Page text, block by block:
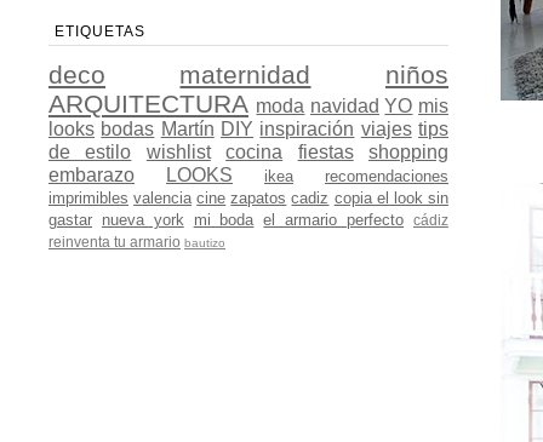
ETIQUETAS
deco maternidad
niños
ARQUITECTURA moda navidad YO mis
looks bodas Martín DIY inspiración viajes tips
de estilo
wishlist cocina fiestas
shopping
embarazo
LOOKS ikea
recomendaciones
imprimibles valencia cine zapatos cadiz copia el look sin
gastar nueva york mi boda el armario perfecto
cádiz
reinventa tu armario bautizo